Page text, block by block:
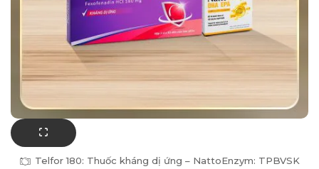
Telfor 180: Thuốc kháng dị ứng – NattoEnzym: TPBVSK